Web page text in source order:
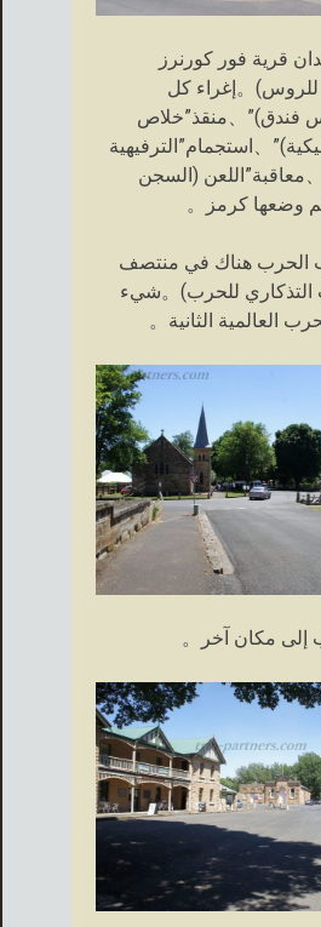
قرية فور كورنرز
للروس)。إغراء كل
فندق)”、منقذ”خلاص
、استجمام”الترفيهية
معاقبة”اللعن (السجن
وضعها كرمز。
هناك في منتصف
التذكاري للحرب)。شيء
العالمية الثانية。
إلى مكان آخر。